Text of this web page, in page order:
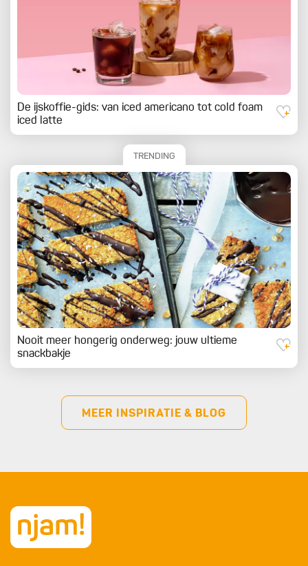
De ijskoffie-gids: van iced americano tot cold foam
iced latte
TRENDING
Nooit meer hongerig onderweg: jouw ultieme
snackbakje
MEER INSPIRATIE & BLOG